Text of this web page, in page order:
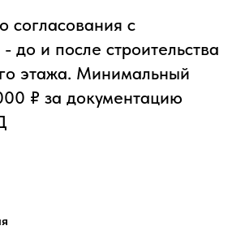
согласования с
до и после строительства
этажа. Минимальный
₽ за документацию